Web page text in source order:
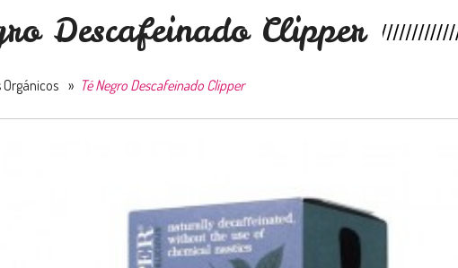
Descafeinado Clipper
» Té Negro Descafeinado Clipper